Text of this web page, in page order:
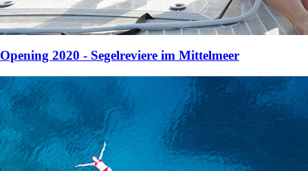
Opening 2020 - Segelreviere im Mittelmeer